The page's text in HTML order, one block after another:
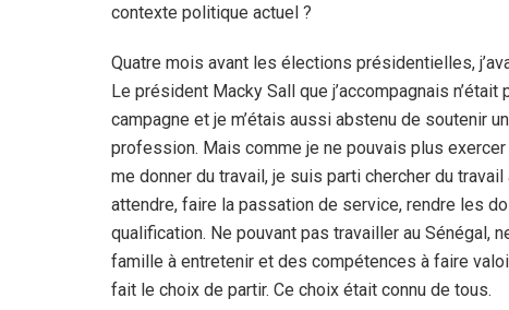
contexte politique actuel ?
Quatre mois avant les élections présidentielles,
Le président Macky Sall que j’accompagnais
campagne et je m’étais aussi abstenu de soutenir
profession. Mais comme je ne pouvais plus
me donner du travail, je suis parti chercher du
attendre, faire la passation de service, rendre les
qualification. Ne pouvant pas travailler au Sénégal,
famille à entretenir et des compétences à faire
fait le choix de partir. Ce choix était connu de tous.